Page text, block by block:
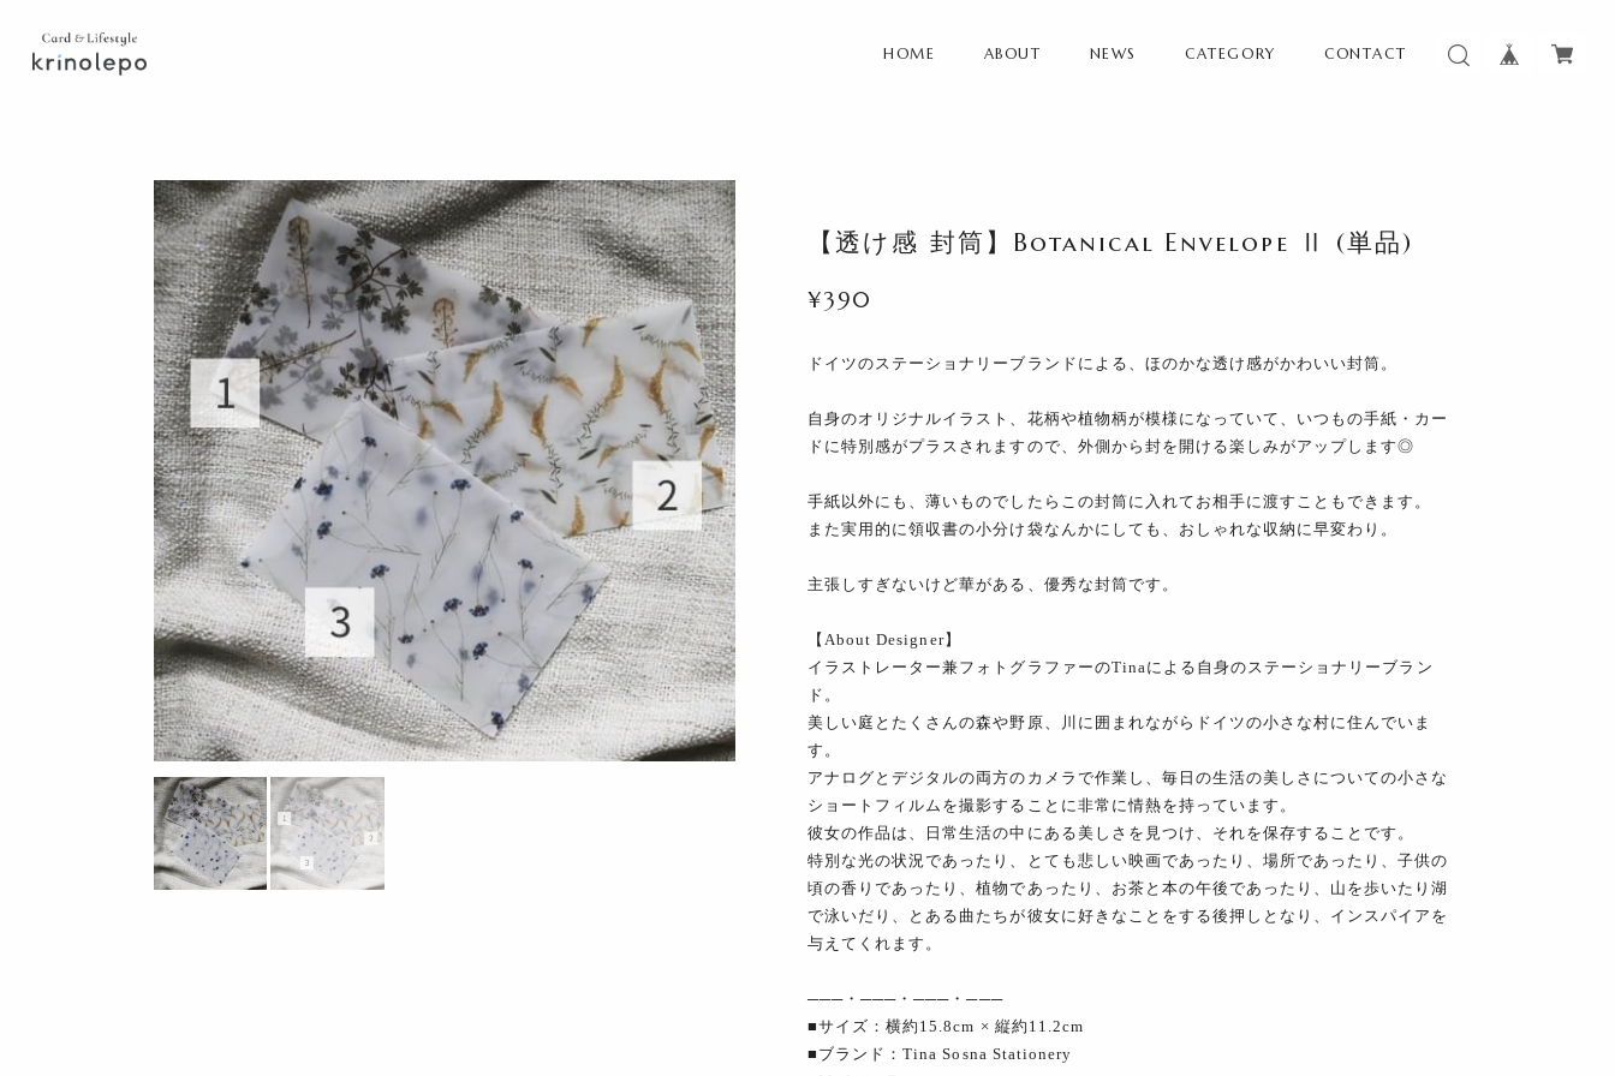
HOME ABOUT NEWS CATEGORY CONTACT
【透け感 封筒】Botanical Envelope Ⅱ (単品)
¥390
ドイツのステーショナリーブランドによる、ほのかな透け感がかわいい封筒。
自身のオリジナルイラスト、花柄や植物柄が模様になっていて、いつもの手紙・カー
ドに特別感がプラスされますので、外側から封を開ける楽しみがアップします◎
手紙以外にも、薄いものでしたらこの封筒に入れてお相手に渡すこともできます。
また実用的に領収書の小分け袋なんかにしても、おしゃれな収納に早変わり。
主張しすぎないけど華がある、優秀な封筒です。
【About Designer】
イラストレーター兼フォトグラファーのTinaによる自身のステーショナリーブラン
ド。
美しい庭とたくさんの森や野原、川に囲まれながらドイツの小さな村に住んでいま
す。
アナログとデジタルの両方のカメラで作業し、毎日の生活の美しさについての小さな
ショートフィルムを撮影することに非常に情熱を持っています。
彼女の作品は、日常生活の中にある美しさを見つけ、それを保存することです。
特別な光の状況であったり、とても悲しい映画であったり、場所であったり、子供の
頃の香りであったり、植物であったり、お茶と本の午後であったり、山を歩いたり湖
で泳いだり、とある曲たちが彼女に好きなことをする後押しとなり、インスパイアを
与えてくれます。
───・───・───・───
■サイズ：横約15.8cm × 縦約11.2cm
■ブランド：Tina Sosna Stationery